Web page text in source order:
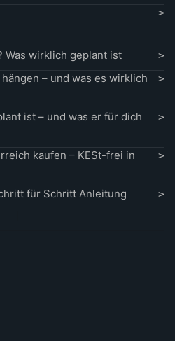
Was wirklich geplant ist
– und was es wirklich
ist – und was er für dich
kaufen – KESt-frei in
für Schritt Anleitung